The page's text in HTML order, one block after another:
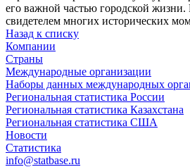
его важной частью городской жизни.
свидетелем многих исторических
Назад к списку
Компании
Страны
Международные организации
Наборы данных международных
Региональная статистика России
Региональная статистика Казахстана
Региональная статистика США
Новости
Статистика
info@statbase.ru